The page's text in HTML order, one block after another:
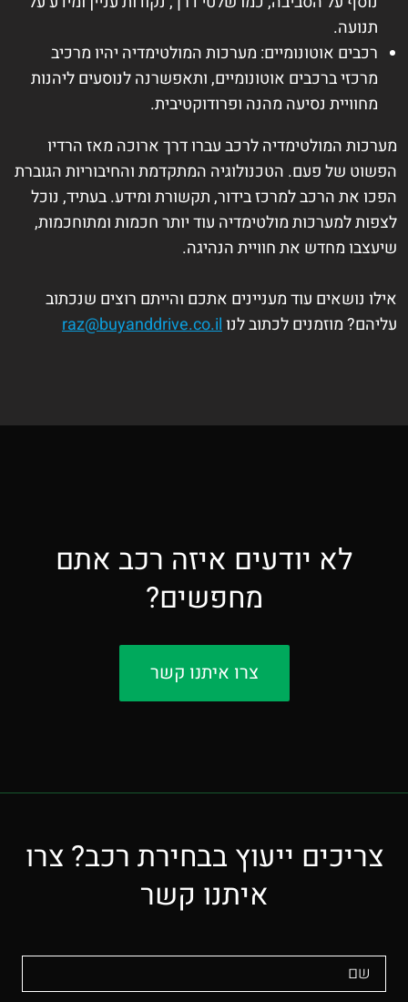
תנועה.
רכבים אוטונומיים: מערכות המולטימדיה יהיו מרכיב
מרכזי ברכבים אוטונומיים, ותאפשרנה לנוסעים ליהנות
מחוויית נסיעה מהנה ופרודוקטיבית.
מערכות המולטימדיה לרכב עברו דרך ארוכה מאז הרדיו
הפשוט של פעם. הטכנולוגיה המתקדמת והחיבוריות הגוברת
הפכו את הרכב למרכז בידור, תקשורת ומידע. בעתיד, נוכל
לצפות למערכות מולטימדיה עוד יותר חכמות ומתוחכמות,
שיעצבו מחדש את חוויית הנהיגה.
אילו נושאים עוד מעניינים אתכם והייתם רוצים שנכתוב
עליהם? מוזמנים לכתוב לנוraz@buyanddrive.co.il
לא יודעים איזה רכב אתם
מחפשים?
צרו איתנו קשר
צריכים ייעוץ בבחירת רכב? צרו
איתנו קשר
שם